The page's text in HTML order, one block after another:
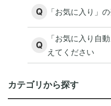
Q 「お気に入り」
Q
「お気に入り自
えてください
カテゴリから探す